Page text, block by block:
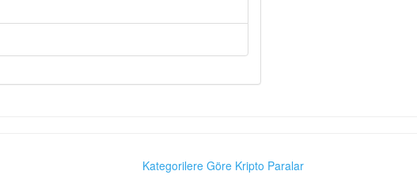
Kategorilere Göre Kripto Paralar